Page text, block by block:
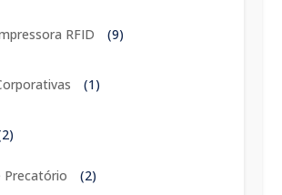
RFID (9)
(1)
Precatório (2)